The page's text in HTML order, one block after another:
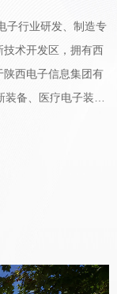
行业研发、制造专
术开发区，拥有西
陕西电子信息集团有
装备、医疗电子装
多台 (套 )各类设